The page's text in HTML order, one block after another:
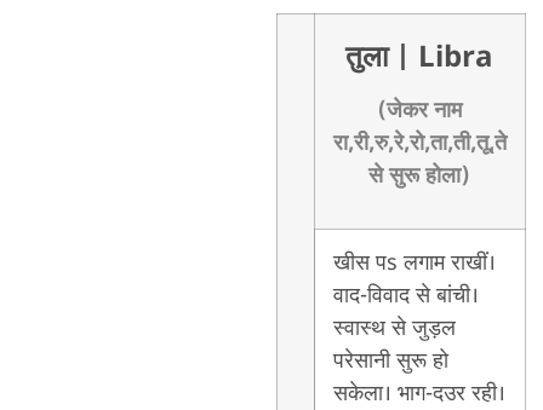
तुला | Libra
(जेकर नाम
रा,री,रु,रे,रो,ता,ती,तू,ते
से सुरू होला)
खीस पs लगाम राखीं।
वाद-विवाद से बांची।
स्वास्थ से जुड़ल
परेसानी सुरू हो
सकेला। भाग-दउर रही।